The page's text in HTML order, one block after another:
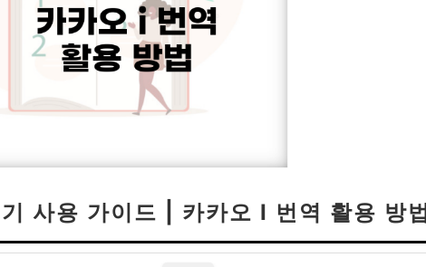
사용 가이드 | 카카오 I 번역 활용 방법